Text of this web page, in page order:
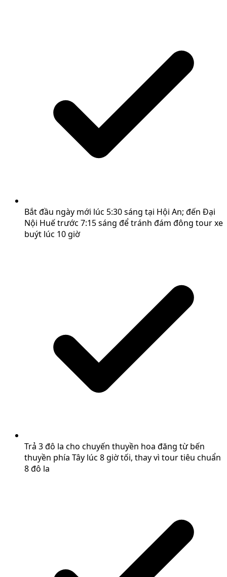
Bắt đầu ngày mới lúc 5:30 sáng tại Hội An; đến Đại
Nội Huế trước 7:15 sáng để tránh đám đông tour xe
buýt lúc 10 giờ
Trả 3 đô la cho chuyến thuyền hoa đăng từ bến
thuyền phía Tây lúc 8 giờ tối, thay vì tour tiêu chuẩn
8 đô la